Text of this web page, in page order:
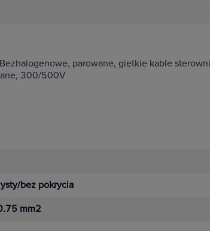
parowane, giętkie kable
300/500V
bez pokrycia
mm2